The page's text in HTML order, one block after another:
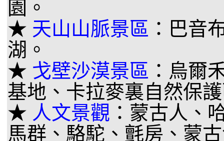
園。
★ 天山山脈景區 ：巴音
湖。
★ 戈壁沙漠景區 ：烏爾
基地、卡拉麥裏自然保
★ 人文景觀 ：蒙古人、
馬群、駱駝、氈房、蒙